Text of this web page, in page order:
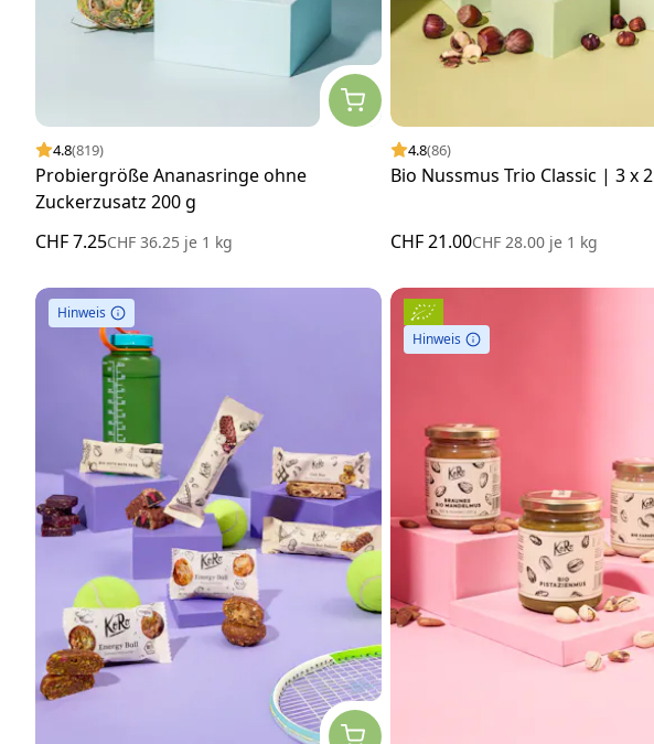
4.8(819)
Probiergröße Ananasringe ohne
Zuckerzusatz 200 g
CHF 7.25CHF 36.25 je 1 kg
4.8(86)
Bio Nussmus Trio Classic | 3 x
CHF 21.00CHF 28.00 je 1 kg
Hinweis
Hinweis